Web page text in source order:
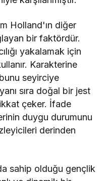
Holland'ın diğer
bir faktördür.
yakalamak için
Karakterine
seyirciye
sıra doğal bir jest
çeker. İfade
duygu durumunu
derinden
sahip olduğu gençlik